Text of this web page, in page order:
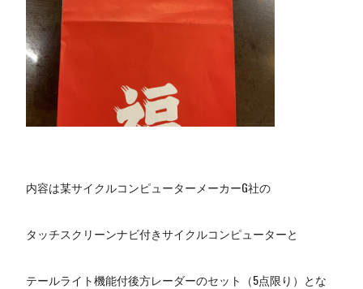
内容は某サイクルコンピューターメーカーG社の
タッチスクリーンナビ付きサイクルコンピューターと
テールライト機能付後方レーダーのセット（5点限り）とな